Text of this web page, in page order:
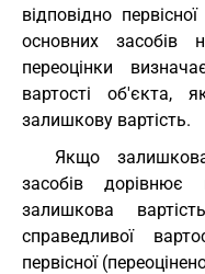
відповідно
основних засобів
переоцінки
вартості об'єкта,
залишкову вартість.
Якщо
засобів
залишкова
справедливої
первісної